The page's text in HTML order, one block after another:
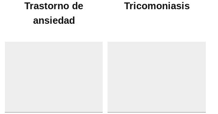
Trastorno de
ansiedad
Tricomoniasis